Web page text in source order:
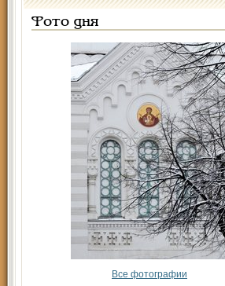
Фото дня
Все фотографии